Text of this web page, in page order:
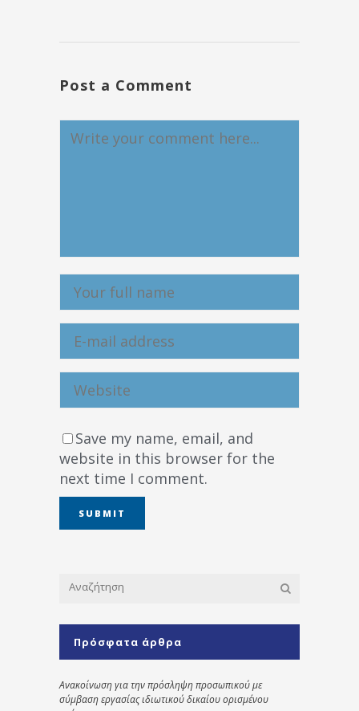
Post a Comment
Save my name, email, and
website in this browser for the
next time I comment.
Πρόσφατα άρθρα
Ανακοίνωση για την πρόσληψη προσωπικού με
σύμβαση εργασίας ιδιωτικού δικαίου ορισμένου